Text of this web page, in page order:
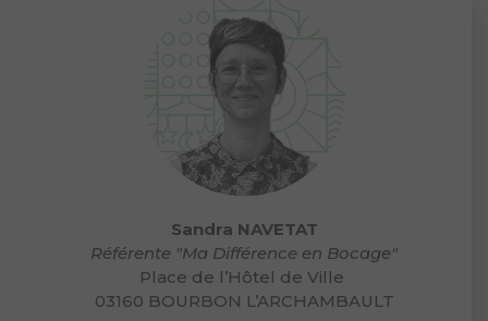
Sandra NAVETAT
Référente "Ma Différence en Bocage"
Place de l’Hôtel de Ville
03160 BOURBON L’ARCHAMBAULT